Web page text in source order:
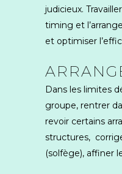
judicieux.
timing et
et optimiser
Dans les limites
groupe, rentrer
revoir certains
structures,
(solfège), affiner